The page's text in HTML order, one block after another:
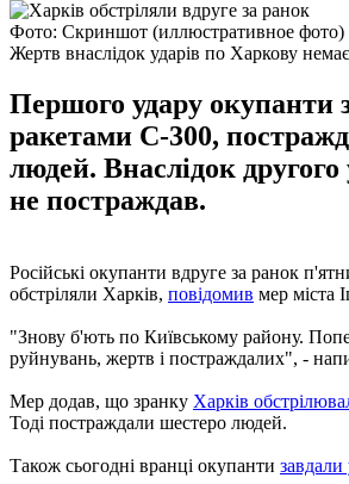
Фото: Скриншот (иллюстративное фото)
Жертв внаслідок ударів по Харкову немає
Першого удару окупанти
ракетами С-300,
людей. Внаслідок другого
не постраждав.
Російські окупанти вдруге за ранок
обстріляли Харків, повідомив мер міста
"Знову б'ють по Київському району.
руйнувань, жертв і постраждалих", -
Мер додав, що зранку Харків
Тоді постраждали шестеро людей.
Також сьогодні вранці окупанти